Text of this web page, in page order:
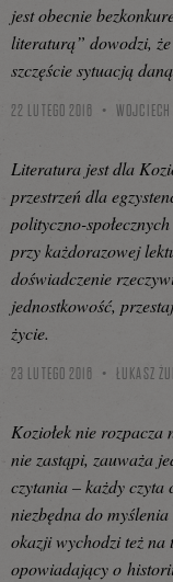
jest obecnie
literaturą” dowodzi,
szczęście sytuacją
22 LUTEGO 2016
Literatura jest dla
przestrzeń dla
polityczno-
przy każdorazowej
doświadczenie
jednostkowość,
życie.
23 LUTEGO 2016 ŁUKASZ
Koziołek nie
nie zastąpi, zauważa
czytania – każdy
niezbędna do
okazji wychodzi też na
opowiadający o